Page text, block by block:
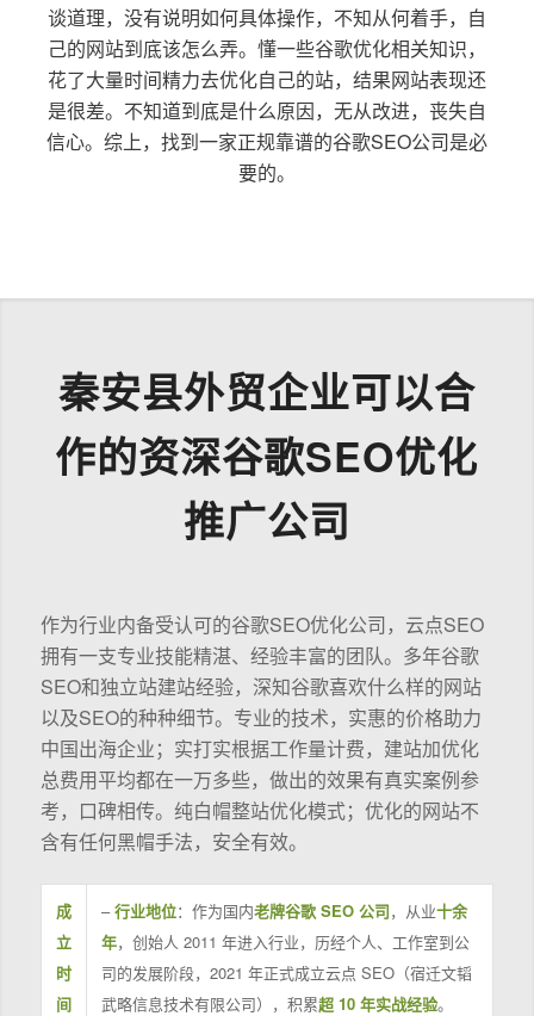
谈道理，没有说明如何具体操作，不知从何着手，自
己的网站到底该怎么弄。懂一些谷歌优化相关知识，
花了大量时间精力去优化自己的站，结果网站表现还
是很差。不知道到底是什么原因，无从改进，丧失自
信心。综上，找到一家正规靠谱的谷歌SEO公司是必
要的。
秦安县外贸企业可以合
作的资深谷歌SEO优化
推广公司
作为行业内备受认可的谷歌SEO优化公司，云点SEO
拥有一支专业技能精湛、经验丰富的团队。多年谷歌
SEO和独立站建站经验，深知谷歌喜欢什么样的网站
以及SEO的种种细节。专业的技术，实惠的价格助力
中国出海企业；实打实根据工作量计费，建站加优化
总费用平均都在一万多些，做出的效果有真实案例参
考，口碑相传。纯白帽整站优化模式；优化的网站不
含有任何黑帽手法，安全有效。
成
立
时
间
–行业地位：作为国内老牌谷歌 SEO 公司，从业十余
年，创始人 2011 年进入行业，历经个人、工作室到公
司的发展阶段，2021 年正式成立云点 SEO（宿迁文韬
武略信息技术有限公司），积累超 10 年实战经验。